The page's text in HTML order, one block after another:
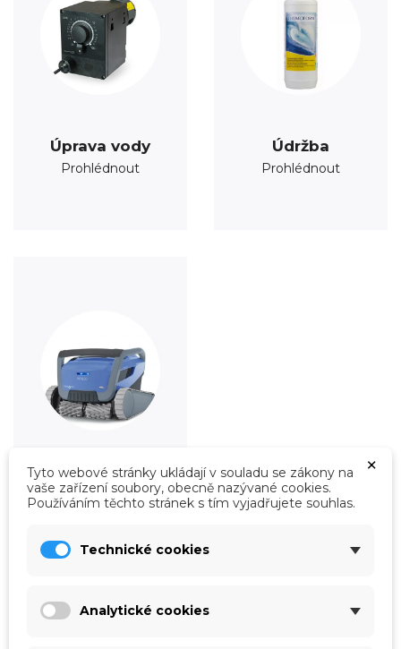
Úprava vody
Prohlédnout
Údržba
Prohlédnout
Roboty
Prohlédnout
×
Tyto webové stránky ukládají v souladu se zákony na
vaše zařízení soubory, obecně nazývané cookies.
Používáním těchto stránek s tím vyjadřujete souhlas.
Technické cookies
Analytické cookies